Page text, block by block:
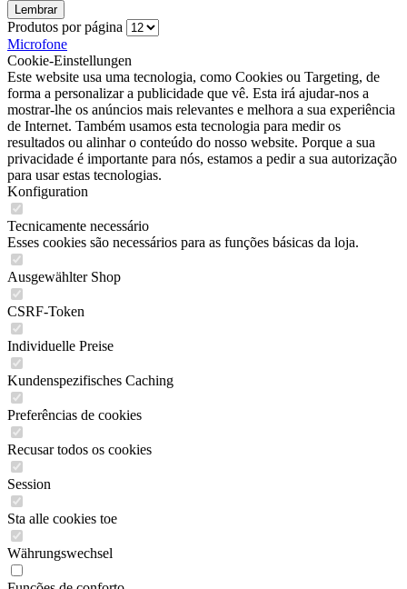
Lembrar
Produtos por página
Microfone
Cookie-Einstellungen
Este website usa uma tecnologia, como Cookies ou Targeting, de
forma a personalizar a publicidade que vê. Esta irá ajudar-nos a
mostrar-lhe os anúncios mais relevantes e melhora a sua experiência
de Internet. Também usamos esta tecnologia para medir os
resultados ou alinhar o conteúdo do nosso website. Porque a sua
privacidade é importante para nós, estamos a pedir a sua autorização
para usar estas tecnologias.
Konfiguration
Tecnicamente necessário
Esses cookies são necessários para as funções básicas da loja.
Ausgewählter Shop
CSRF-Token
Individuelle Preise
Kundenspezifisches Caching
Preferências de cookies
Recusar todos os cookies
Session
Sta alle cookies toe
Währungswechsel